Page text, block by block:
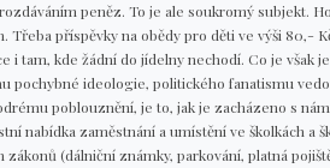
peněz. To je ale soukromý subjekt.
Třeba příspěvky na obědy pro děti ve výši 80,-
i tam, kde žádní do jídelny nechodí. Co je však
pochybné ideologie, politického fanatismu
poblouznění, je to, jak je zacházeno s
nabídka zaměstnání a umístění ve školkách a
zákonů (dálniční známky, parkování, platná